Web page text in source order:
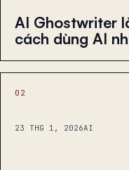
AI Ghostwriter
cách dùng AI
02
23 THG 1, 2026AI